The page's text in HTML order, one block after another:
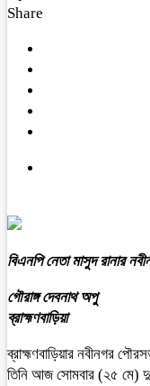
Share
বিএনপি নেতা মাসুদ রানার
গৌরাঙ্গ দেবনাথ অপু
ব্রাহ্মণবাড়িয়া
ব্রাহ্মণবাড়িয়ার নবীনগর
তিনি আজ সোমবার (২৫ মে)